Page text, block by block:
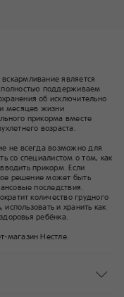
является
поддерживаем
об исключительно
месяцев жизни
прикорма вместе
возраста.
не всегда возможно для
со специалистом о том, как
прикорм. Если
решение может быть
последствия.
количество грудного
и хранить как
ребёнка.
магазин Нестле.